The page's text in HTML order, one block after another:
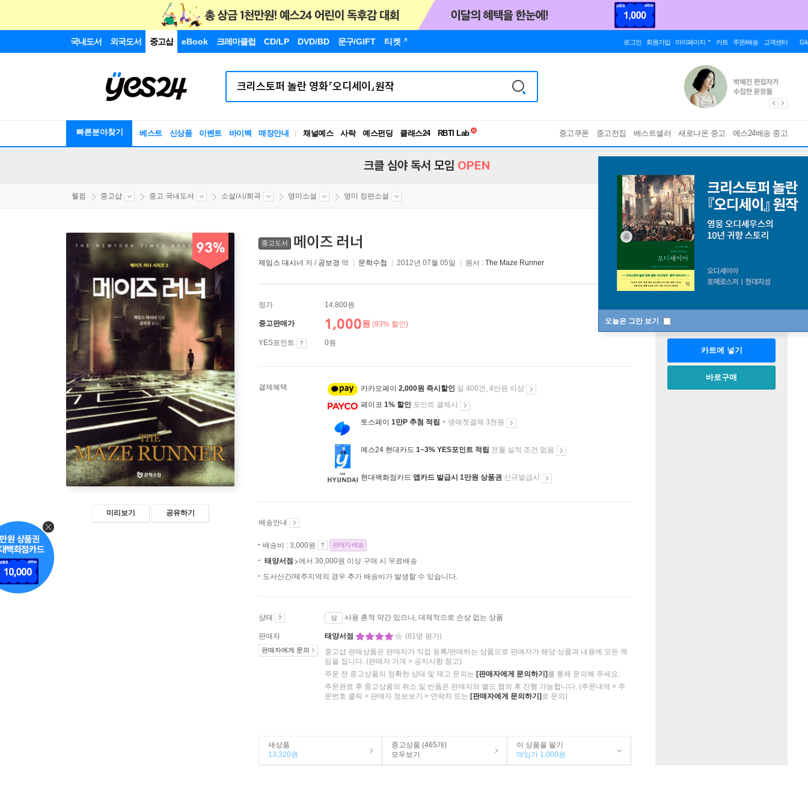
국내도서 외국도서 중고샵 eBook 크레마클럽 CD/LP DVD/BD 문구/GIFT 티켓 로그인 회원가입 마이페이지 카트 주문/배송 고객센터
빠른분야찾기 베스트 신상품 이벤트 바이백 매장안내 채널예스 사락 예스펀딩 클래스24
독서유형검사
중고쿠폰 중고전집 베스트셀러 새로나온 중고 예스24배송 중고
오늘은 그만 보기
크클 심야 독서 모임 OPEN
웰컴 중고샵 중고 국내도서 소설/시/희곡 영미소설 영미 장편소설
93%
미리보기 공유하기
중고도서 메이즈 러너
제임스 대시너 저 / 공보경 역 문학수첩 2012년 07월 05일 원서 : The Maze Runner
정가 14,800원
중고판매가 1,000원 (93% 할인)
YES포인트 0원
결제혜택 카카오페이 2,000원 즉시할인 일 400건, 4만원 이상
페이코 1% 할인 포인트 결제시
토스페이 1만P 추첨 적립 + 생애첫결제 3천원
예스24 현대카드 1~3% YES포인트 적립 전월 실적 조건 없음
현대백화점카드 앱카드 발급시 1만원 상품권 신규발급시
배송안내
배송비 : 3,000원 판매자 배송
태양서점
에서 30,000원 이상 구매 시 무료배송
도서산간/제주지역의 경우 추가 배송비가 발생할 수 있습니다.
상태 상 사용 흔적 약간 있으나, 대체적으로 손상 없는 상품
판매자
판매자에게 문의
태양서점
(81명 평가)
중고샵 판매상품은 판매자가 직접 등록/판매하는 상품으로 판매자가 해당 상품과 내용에 모든 책
임을 집니다. (판매자 가게 > 공지사항 참고)
주문 전 중고상품의 정확한 상태 및 재고 문의는 [판매자에게 문의하기] 를 통해 문의해 주세요.
주문완료 후 중고상품의 취소 및 반품은 판매자와 별도 협의 후 진행 가능합니다. (주문내역 > 주
문번호 클릭 > 판매자 정보보기 > 연락처 또는 [판매자에게 문의하기] 로 문의)
새상품
13,320원
중고상품 (465개)
모두보기
이 상품을 팔기
매입가 1,000원
수량
카트에 넣기
바로구매